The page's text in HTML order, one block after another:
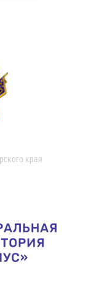
края